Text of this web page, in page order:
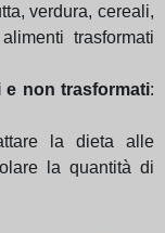
verdura, cereali,
trasformati
e non trasformati:
la dieta alle
la quantità di